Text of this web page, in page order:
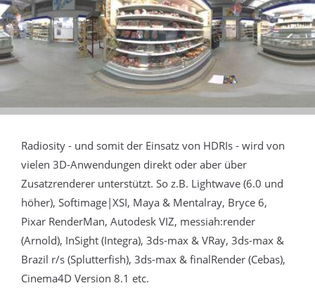
Radiosity - und somit der Einsatz von HDRIs - wird von
vielen 3D-Anwendungen direkt oder aber über
Zusatzrenderer unterstützt. So z.B. Lightwave (6.0 und
höher), Softimage|XSI, Maya & Mentalray, Bryce 6,
Pixar RenderMan, Autodesk VIZ, messiah:render
(Arnold), InSight (Integra), 3ds-max & VRay, 3ds-max &
Brazil r/s (Splutterfish), 3ds-max & finalRender (Cebas),
Cinema4D Version 8.1 etc.